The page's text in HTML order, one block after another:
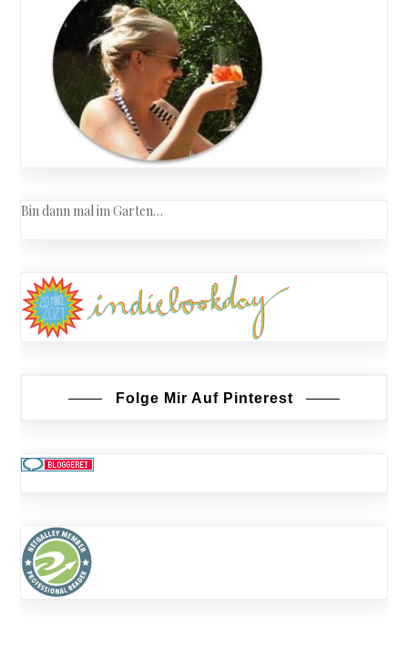
Bin dann mal im Garten…
Folge Mir Auf Pinterest